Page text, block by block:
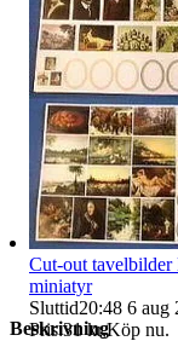
Beskrivning
Cut-out tavelbilder
miniatyr
Sluttid20:48 6 aug
Pris:31 kr,Köp nu.